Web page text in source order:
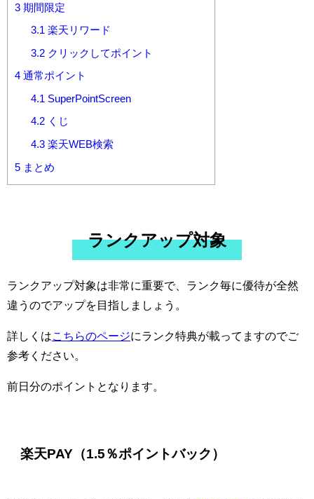
3 期間限定
3.1 楽天リワード
3.2クリックしてポイント
4 通常ポイント
4.1 SuperPointScreen
4.2くじ
4.3楽天WEB検索
5 まとめ
ランクアップ対象
ランクアップ対象は非常に重要で、ランク毎に優待が全然
違うのでアップを目指しましょう。
詳しくはこちらのページにランク特典が載ってますのでご
参考ください。
前日分のポイントとなります。
楽天PAY（1.5％ポイントバック）